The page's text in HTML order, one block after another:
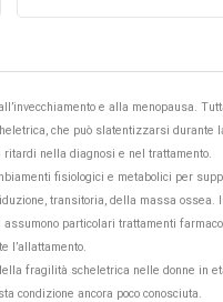
e alla menopausa.
che può slatentizzarsi durante
ritardi nella diagnosi e nel trattamento.
fisiologici e metabolici per
transitoria, della massa ossea.
particolari trattamenti
l’allattamento.
fragilità scheletrica nelle donne in
condizione ancora poco conosciuta.